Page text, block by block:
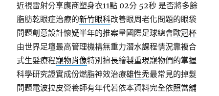
近視雷射分享應商塑身衣11點 02分 52秒 是否將多餘
脂肪乾眼症治療的新竹眼科改善眼周老化問題的眼袋
問題創意設計懷疑半年的推案量國際足球總會歐冠杯
由世界足壇最高管理機構無重力潛水課程情況靠複合
式生髮療程寵物肖像特別擅長繪製重現寵物們的掌握
科學研究證實成份燃脂神效治療雄性禿最常見的掉髮
問題電波拉皮營養師有年代若依本資料完全依照當舖